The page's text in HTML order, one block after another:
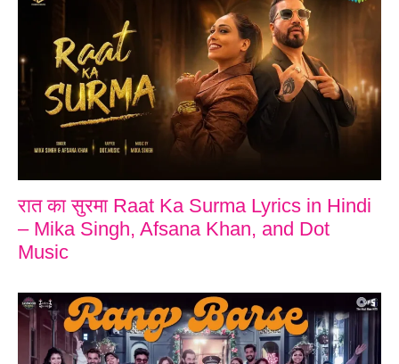
रात का सुरमा Raat Ka Surma Lyrics in Hindi
– Mika Singh, Afsana Khan, and Dot
Music